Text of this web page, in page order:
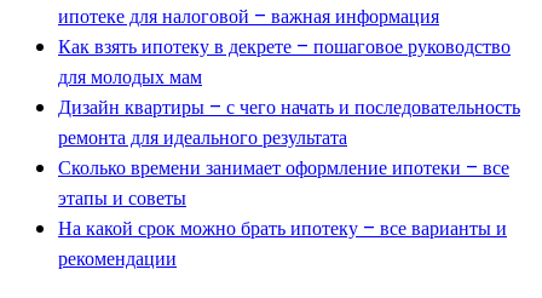
ипотеке для налоговой – важная информация
Как взять ипотеку в декрете – пошаговое руководство
для молодых мам
Дизайн квартиры – с чего начать и последовательность
ремонта для идеального результата
Сколько времени занимает оформление ипотеки – все
этапы и советы
На какой срок можно брать ипотеку – все варианты и
рекомендации